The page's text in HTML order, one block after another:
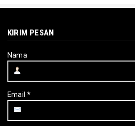
KIRIM PESAN
Nama
Email*